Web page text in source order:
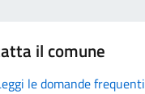
il comune
le domande frequenti